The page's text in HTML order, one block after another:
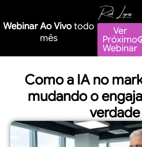
Webinar Ao Vivotodo
mês
Ver
Próximo
Webinar
Como a IA no
mudando o
verdade